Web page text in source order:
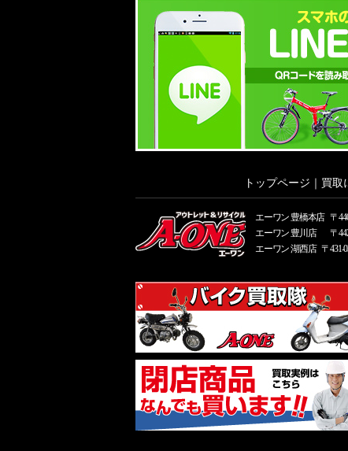
トップページ 買取
エーワン 豊橋本店 〒
エーワン 豊川店
〒
エーワン 湖西店 〒